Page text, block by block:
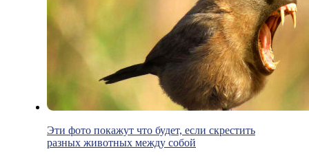
Эти фото покажут что будет, если скрестить
разных животных между собой